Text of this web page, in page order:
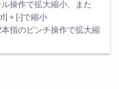
操作で拡大縮小、また
+ [-]で縮小
指のピンチ操作で拡大縮